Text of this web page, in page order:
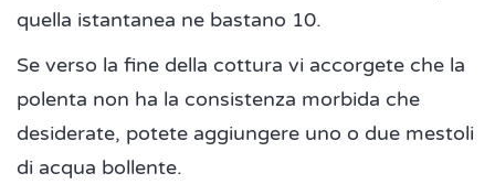
quella istantanea ne bastano 10.
Se verso la fine della cottura vi accorgete che la
polenta non ha la consistenza morbida che
desiderate, potete aggiungere uno o due mestoli
di acqua bollente.